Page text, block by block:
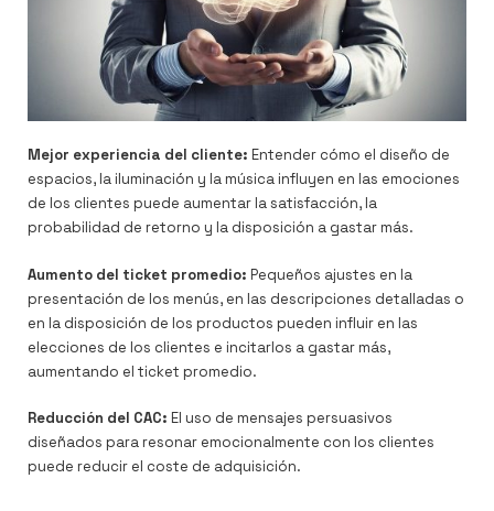
Mejor experiencia del cliente: Entender cómo el diseño de
espacios, la iluminación y la música influyen en las emociones
de los clientes puede aumentar la satisfacción, la
probabilidad de retorno y la disposición a gastar más.
Aumento del ticket promedio: Pequeños ajustes en la
presentación de los menús, en las descripciones detalladas o
en la disposición de los productos pueden influir en las
elecciones de los clientes e incitarlos a gastar más,
aumentando el ticket promedio.
Reducción del CAC: El uso de mensajes persuasivos
diseñados para resonar emocionalmente con los clientes
puede reducir el coste de adquisición.